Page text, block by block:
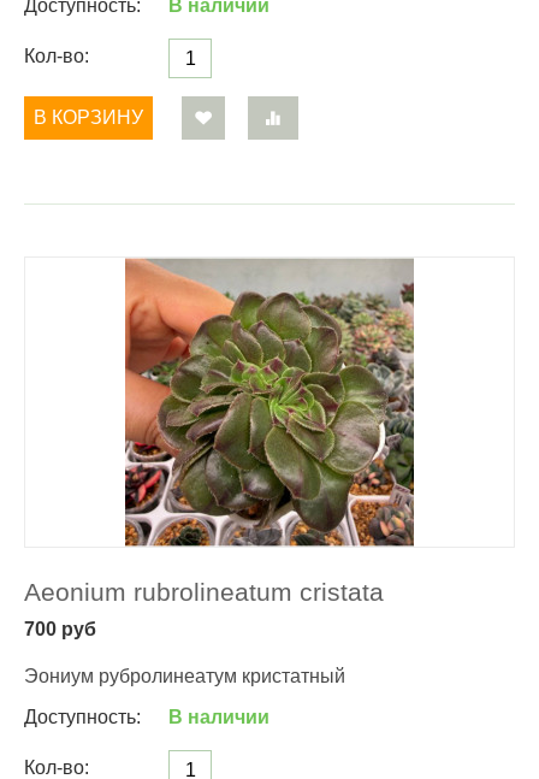
Доступность:
В наличии
Кол-во:
В КОРЗИНУ
Aeonium rubrolineatum cristata
700 руб
Эониум рубролинеатум кристатный
Доступность:
В наличии
Кол-во: